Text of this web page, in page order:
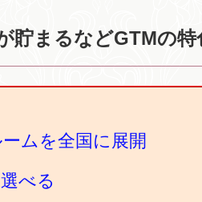
貯まるなどGTMの特
ムを全国に展開
べる